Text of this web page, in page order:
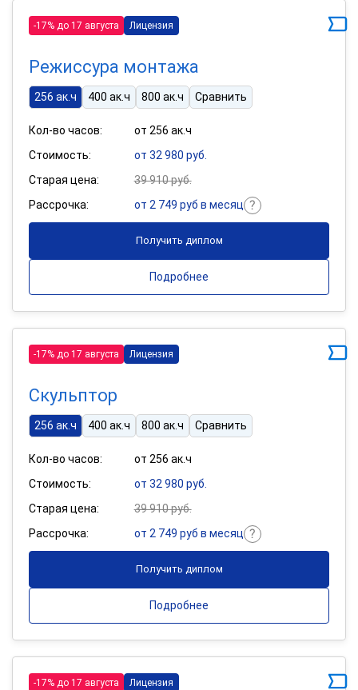
-17% до 17 августа Лицензия
Режиссура монтажа
256 ак.ч 400 ак.ч 800 ак.ч Сравнить
Кол-во часов:
от 256 ак.ч
Стоимость:
от 32 980 руб.
Старая цена:
39 910 руб.
Рассрочка:
от 2 749 руб в месяц
Получить диплом
Подробнее
-17% до 17 августа Лицензия
Скульптор
256 ак.ч 400 ак.ч 800 ак.ч Сравнить
Кол-во часов:
от 256 ак.ч
Стоимость:
от 32 980 руб.
Старая цена:
39 910 руб.
Рассрочка:
от 2 749 руб в месяц
Получить диплом
Подробнее
-17% до 17 августа Лицензия